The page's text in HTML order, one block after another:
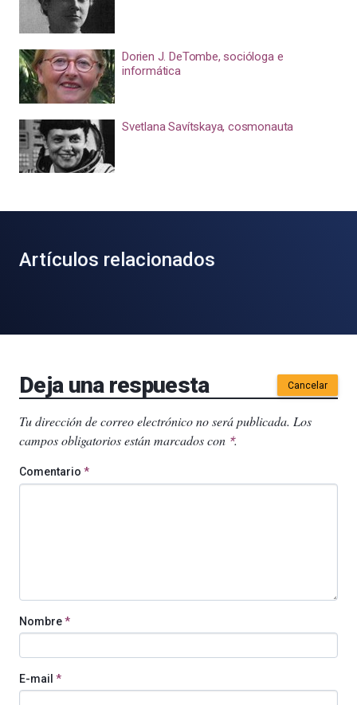
Dorien J. DeTombe, socióloga e
informática
Svetlana Savítskaya, cosmonauta
Artículos relacionados
Deja una respuesta Cancelar
Tu dirección de correo electrónico no será publicada. Los
campos obligatorios están marcados con *.
Comentario *
Nombre*
E-mail *